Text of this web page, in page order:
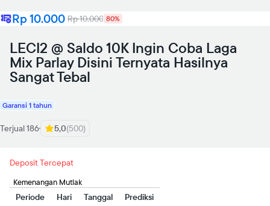
Rp 10.000 Rp 10.000 80%
LECI2 @ Saldo 10K Ingin Coba Laga
Mix Parlay Disini Ternyata Hasilnya
Sangat Tebal
Garansi 1 tahun
Terjual 186 5,0(500)
Deposit Tercepat
Kemenangan Mutlak
Periode Hari Tanggal Prediksi